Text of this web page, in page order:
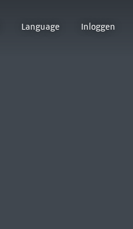
Language Inloggen